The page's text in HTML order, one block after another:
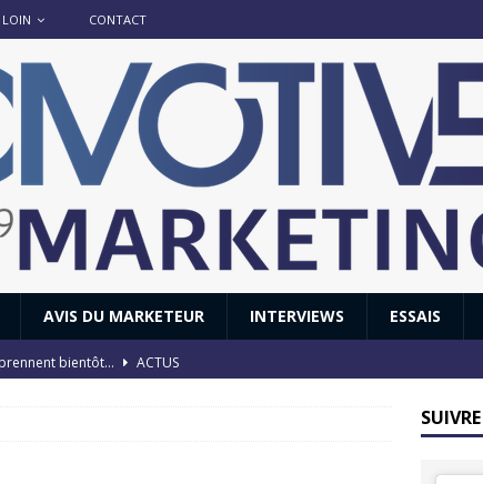
LOIN CONTACT
AVIS DU MARKETEUR INTERVIEWS ESSAIS
bientôt…
ACTUS